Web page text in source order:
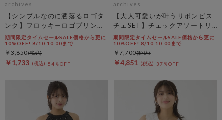
archives
【シンプルなのに洒落るロゴタ
ンク】フロッキーロゴプリント
タンク
期間限定タイムセールSALE価格から更に
10%OFF! 8/10 10:00まで
￥1,733 54％OFF
￥3,850
archives
【大人可愛いが叶うリボンビス
チェSET】チェックアソートリ
ボンビスチェ×ペプラムブラウ
スＴＥＥ ＳＥＴ
期間限定タイムセールSALE価格から更に
10%OFF! 8/10 10:00まで
￥4,851 37％OFF
￥7,700